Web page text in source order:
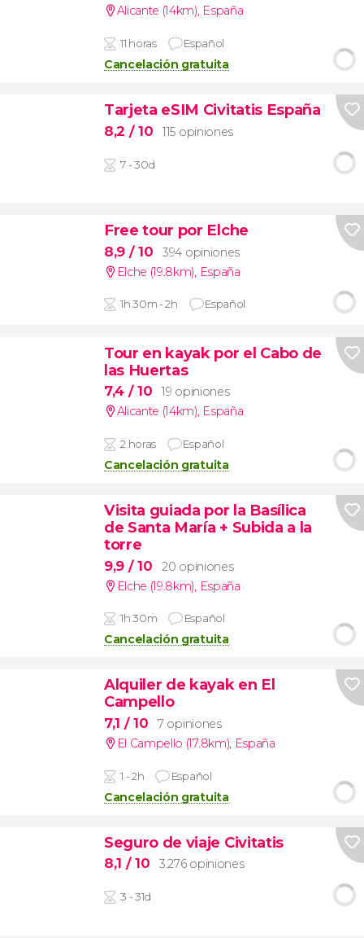
Alicante (14km), España
11 horas Español
Cancelación gratuita
Tarjeta eSIM Civitatis España
8,2 / 10 115 opiniones
7 - 30d
Free tour por Elche
8,9 / 10
394 opiniones
Elche (19.8km) España
1h 30m - 2h Español
Tour en kayak por el Cabo de
las Huertas
7,4 / 10
19 opiniones
Alicante (14km), España
2 horas Español
Cancelación gratuita
Visita guiada por la Basílica
de Santa María + Subida a la
torre
9,9 / 10
20 opiniones
Elche (19.8km) España
1h 30m Español
Cancelación gratuita
Alquiler de kayak en El
Campello
7,1 / 10
7 opiniones
El Campello (17.8km), España
1 - 2h Español
Cancelación gratuita
Seguro de viaje Civitatis
8,1 / 10 3.276 opiniones
3 - 31d